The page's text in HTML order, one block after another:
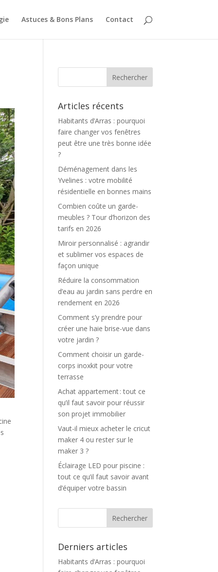
Astuces & Bons Plans Contact
Articles récents
Habitants d’Arras : pourquoi
faire changer vos fenêtres
peut être une très bonne idée
?
Déménagement dans les
Yvelines : votre mobilité
résidentielle en bonnes mains
Combien coûte un garde-
meubles ? Tour d’horizon des
tarifs en 2026
Miroir personnalisé : agrandir
et sublimer vos espaces de
façon unique
Réduire la consommation
d’eau au jardin sans perdre en
rendement en 2026
Comment s’y prendre pour
créer une haie brise-vue dans
votre jardin ?
Comment choisir un garde-
corps inoxkit pour votre
terrasse
Achat appartement : tout ce
qu’il faut savoir pour réussir
son projet immobilier
Vaut-il mieux acheter le cricut
maker 4 ou rester sur le
maker 3 ?
Éclairage LED pour piscine :
tout ce qu’il faut savoir avant
d’équiper votre bassin
Derniers articles
Habitants d’Arras : pourquoi